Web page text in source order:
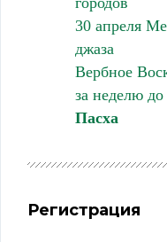
30 апреля
джаза
Вербное
за неделю
Пасха
Регистрация